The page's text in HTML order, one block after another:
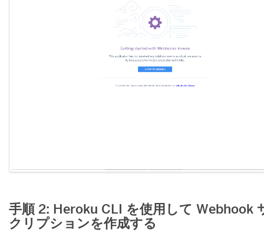
手順 2: Heroku CLI を使用して Webhook
クリプションを作成する